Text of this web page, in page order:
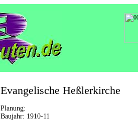
Evangelische Heßlerkirche
Planung:
Baujahr: 1910-11